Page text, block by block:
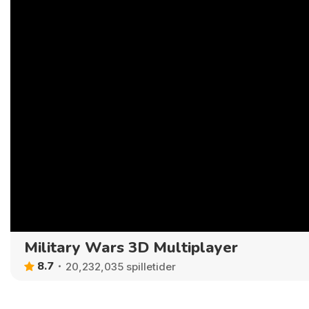
Military Wars 3D Multiplayer
8.7 20,232,035 spilletider